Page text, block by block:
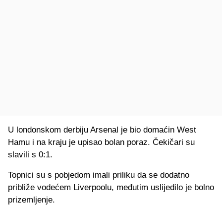
U londonskom derbiju Arsenal je bio domaćin West
Hamu i na kraju je upisao bolan poraz. Čekičari su
slavili s 0:1.
Topnici su s pobjedom imali priliku da se dodatno
približe vodećem Liverpoolu, međutim uslijedilo je bolno
prizemljenje.